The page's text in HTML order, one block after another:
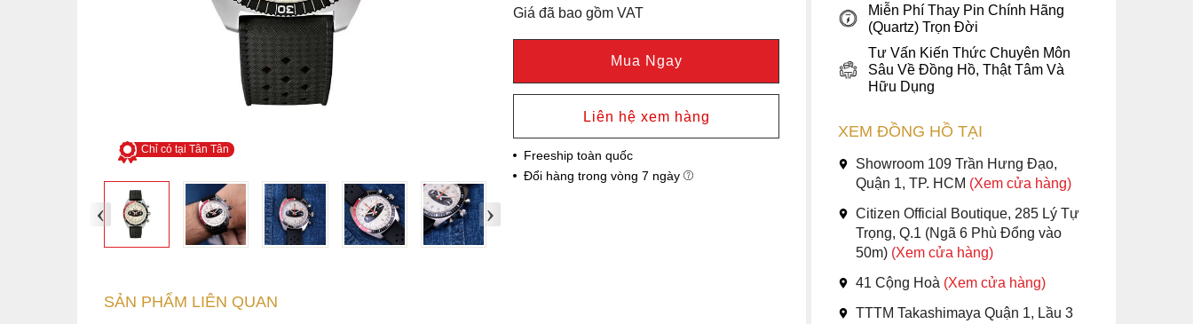
Chỉ có tại Tân Tân
‹ ›
Giá đã bao gồm VAT
Mua Ngay
Liên hệ xem hàng
Freeship toàn quốc
Đổi hàng trong vòng 7 ngày
SẢN PHẨM LIÊN QUAN
Miễn Phí Thay Pin Chính Hãng
(Quartz) Trọn Đời
Tư Vấn Kiến Thức Chuyên Môn
Sâu Về Đồng Hồ, Thật Tâm Và
Hữu Dụng
XEM ĐỒNG HỒ TẠI
Showroom 109 Trần Hưng Đạo,
Quận 1, TP. HCM (Xem cửa hàng)
Citizen Official Boutique, 285 Lý Tự
Trọng, Q.1 (Ngã 6 Phù Đổng vào
50m) (Xem cửa hàng)
41 Cộng Hoà (Xem cửa hàng)
TTTM Takashimaya Quận 1, Lầu 3